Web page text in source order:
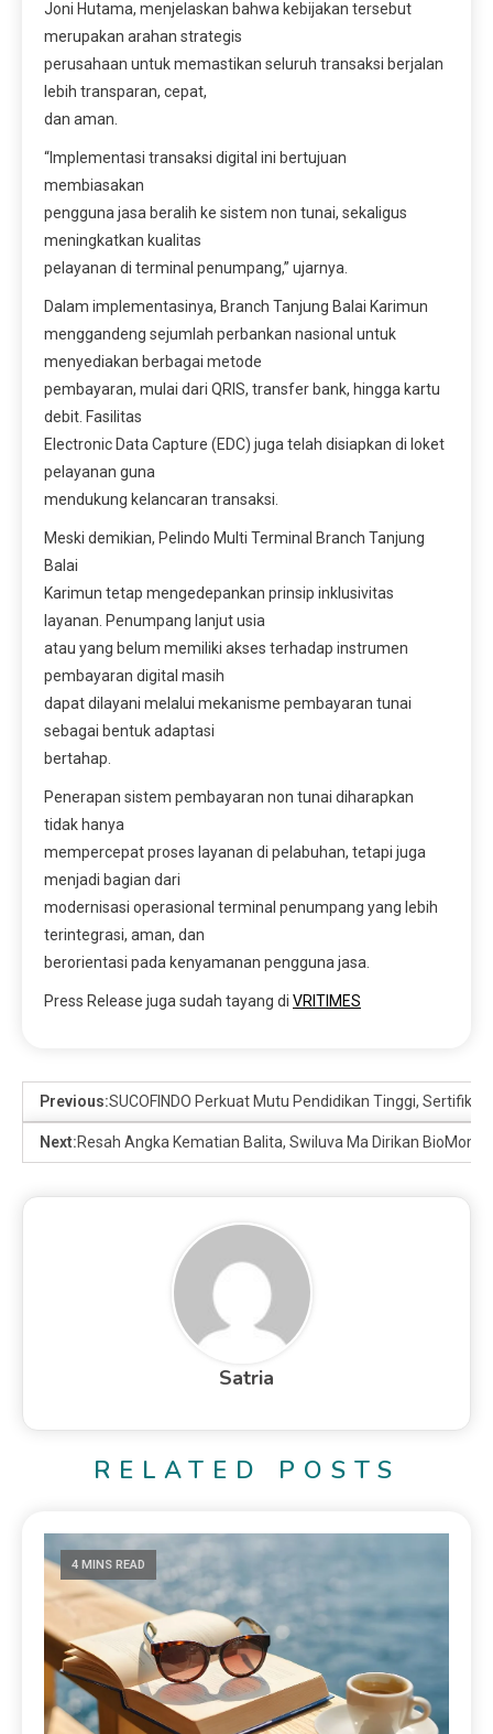
Joni Hutama, menjelaskan bahwa kebijakan tersebut
merupakan arahan strategis
perusahaan untuk memastikan seluruh transaksi berjalan
lebih transparan, cepat,
dan aman.
“Implementasi transaksi digital ini bertujuan
membiasakan
pengguna jasa beralih ke sistem non tunai, sekaligus
meningkatkan kualitas
pelayanan di terminal penumpang,” ujarnya.
Dalam implementasinya, Branch Tanjung Balai Karimun
menggandeng sejumlah perbankan nasional untuk
menyediakan berbagai metode
pembayaran, mulai dari QRIS, transfer bank, hingga kartu
debit. Fasilitas
Electronic Data Capture (EDC) juga telah disiapkan di loket
pelayanan guna
mendukung kelancaran transaksi.
Meski demikian, Pelindo Multi Terminal Branch Tanjung
Balai
Karimun tetap mengedepankan prinsip inklusivitas
layanan. Penumpang lanjut usia
atau yang belum memiliki akses terhadap instrumen
pembayaran digital masih
dapat dilayani melalui mekanisme pembayaran tunai
sebagai bentuk adaptasi
bertahap.
Penerapan sistem pembayaran non tunai diharapkan
tidak hanya
mempercepat proses layanan di pelabuhan, tetapi juga
menjadi bagian dari
modernisasi operasional terminal penumpang yang lebih
terintegrasi, aman, dan
berorientasi pada kenyamanan pengguna jasa.
Press Release juga sudah tayang di VRITIMES
Previous:SUCOFINDO Perkuat Mutu Pendidikan Tinggi,
Next:Resah Angka Kematian Balita, Swiluva Ma Dirikan BioMom
Satria
RELATED POSTS
4 MINS READ